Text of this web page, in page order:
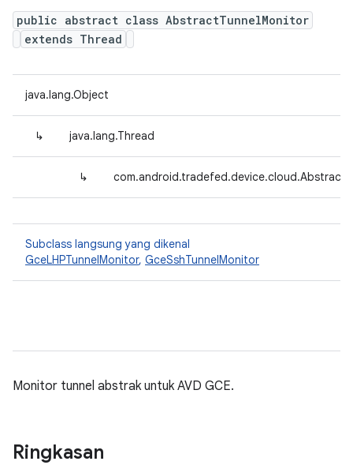
public abstract class AbstractTunnelMonitor
extends Thread
java.lang.Object
↳ java.lang.Thread
↳
Subclass langsung yang dikenal
GceLHPTunnelMonitor, GceSshTunnelMonitor
Monitor tunnel abstrak untuk AVD GCE.
Ringkasan